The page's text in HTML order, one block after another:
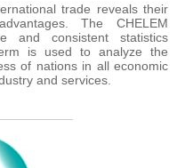
trade reveals their
The CHELEM
and consistent statistics
is used to analyze the
of nations in all economic
and services.